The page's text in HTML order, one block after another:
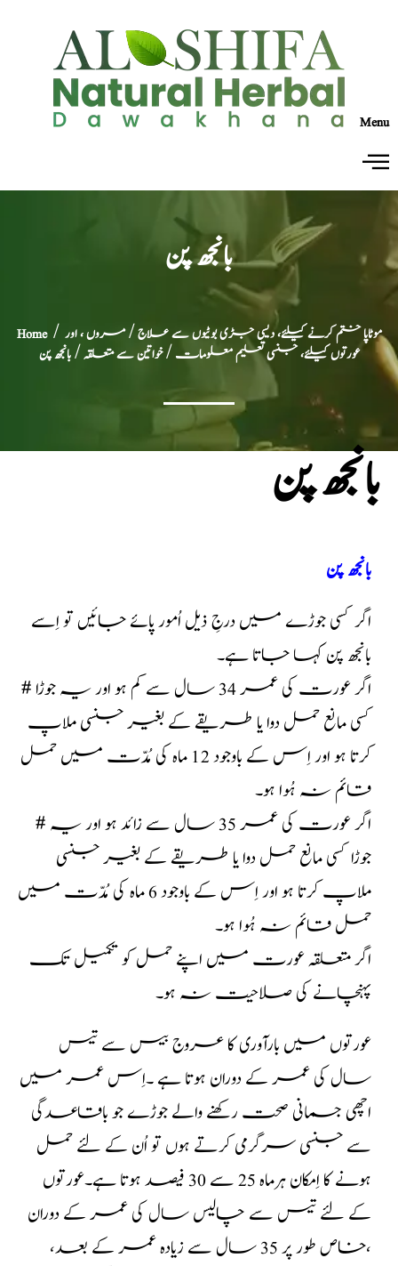
Menu
بانجھ پن
Home/ موٹاپا ختم کرنے کیلئے، دیسی جڑی بوٹیوں سے علاج/مروں ، اور
عورتوں کیلئے، جنسی تعلیم معلومات /خواتین سے متعلقہ/ بانجھ پن
بانجھ پن
بانجھ پن
اگر کسی جوڑے میں درجِ ذیل اُمور پائے جائیں تو اِسے
بانجھ پن کہا جاتا ہے۔
# اگر عورت کی عمر 34 سال سے کم ہو اور یہ جوڑا
کسی مانع حمل دوا یا طریقے کے بغیر جنسی ملاپ
کرتا ہو اور اِس کے باوجود 12 ماہ کی مُدّت میں حمل
قائم نہ ہُوا ہو۔
# اگر عورت کی عمر 35 سال سے زائد ہو اور یہ
جوڑا کسی مانع حمل دوا یا طریقے کے بغیر جنسی
ملاپ کرتا ہو اور اِس کے باوجود 6 ماہ کی مُدّت میں
حمل قائم نہ ہُوا ہو۔
اگر متعلقہ عورت میں اپنے حمل کو تکمیل تک
پہنچانے کی صلاحیت نہ ہو۔
عورتوں میں بارآوری کا عروج بیس سے تیس
سال کی عمر کے دوران ہوتا ہے ۔اِس عمر میں
اچھی جسمانی صحت رکھنے والے جوڑے جو باقاعدگی
سے جنسی سرگرمی کرتے ہوں تو اُن کے لئے حمل
ہونے کا اِمکان ہرماہ 25 سے 30 فیصد ہوتا ہے۔عورتوں
کے لئے تیس سے چالیس سال کی عمر کے دوران
،خاص طور پر 35 سال سے زیادہ عمر کے بعد،